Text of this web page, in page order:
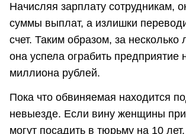
Начисляя зарплату сотрудникам,
суммы выплат, а излишки
счет. Таким образом, за несколько
она успела ограбить предприятие
миллиона рублей.
Пока что обвиняемая находится
невыезде. Если вину женщины
могут посадить в тюрьму на 10 лет.